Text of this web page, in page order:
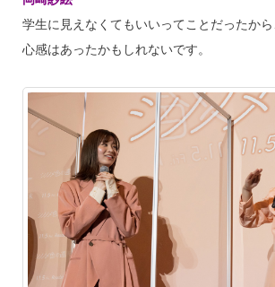
学生に見えなくてもいいってことだったか
心感はあったかもしれないです。